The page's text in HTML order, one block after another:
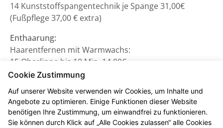
14 Kunststoffspangentechnik je Spange 31,00€
(Fußpflege 37,00 € extra)
Enthaarung:
Haarentfernen mit Warmwachs:
15 Oberlippe bis 10 Min. 14,00€
16 Oberlippe + Kinn bis 20 Min. 21,00€
17 Beine bis Knie bis 30 Min. 35,00€
18 Beine bis Oberschenkel bis 60 Min. 58,00€
19 Bikini-Zone bis 15 Min. 18,00€
20 Achseln bis 15 Min. 17,00€
Cookie Zustimmung
Auf unserer Website verwenden wir Cookies, um Inhalte und
Angebote zu optimieren. Einige Funktionen dieser Website
benötigen Ihre Zustimmung, um einwandfrei zu funktionieren.
Sie können durch Klick auf „Alle Cookies zulassen“ alle Cookies